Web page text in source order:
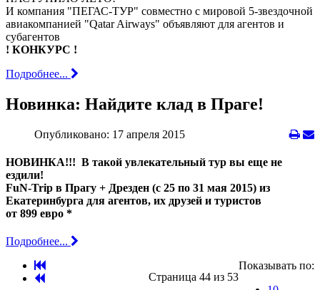
И компания "ПЕГАС-ТУР" совместно с мировой 5-звездочной
авиакомпанией "Qatar Airways" объявляют для агентов и
субагентов
! КОНКУРС !
Подробнее...
Новинка: Найдите клад в Праге!
Опубликовано: 17 апреля 2015
НОВИНКА!!! В такой увлекательный тур вы еще не
ездили!
FuN-Trip в Прагу + Дрезден (с 25 по 31 мая 2015) из
Екатеринбурга для агентов, их друзей и туристов
от 899 евро *
Подробнее...
Показывать по:
Страница 44 из 53